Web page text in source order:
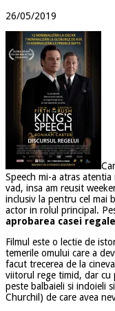
26/05/2019
Speech mi-a atras
vad, insa am reusit
inclusiv la pentru cel mai
actor in rolul principal.
aprobarea casei
Filmul este o lectie de
temerile omului care a
facut trecerea de la
viitorul rege timid, dar cu
peste balbaieli si indoieli
Churchil) de care avea